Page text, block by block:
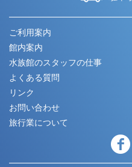
ご利用案内
館内案内
水族館のスタッフの仕事
よくある質問
リンク
お問い合わせ
旅行業について